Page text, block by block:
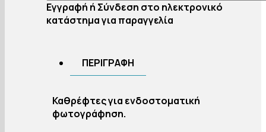
Εγγραφή ή Σύνδεση στο ηλεκτρονικό
κατάστημα για παραγγελία
ΠΕΡΙΓΡΑΦΉ
Καθρέφτες για ενδοστοματική
φωτογράφηση.